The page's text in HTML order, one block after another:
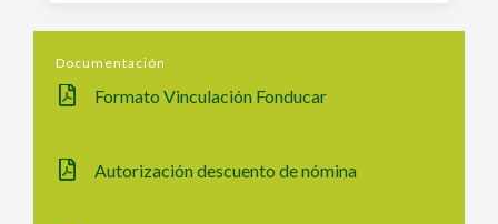
Documentación
Formato Vinculación Fonducar
Autorización descuento de nómina